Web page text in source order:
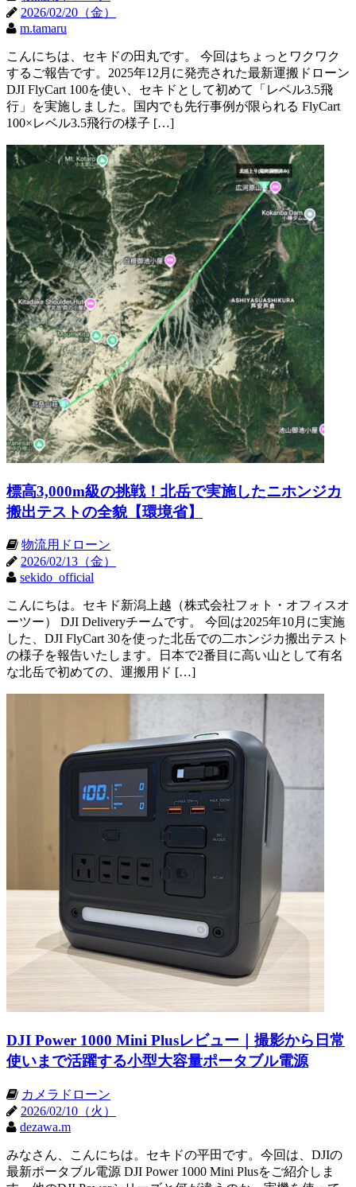
2026/02/20（金）
m.tamaru
こんにちは、セキドの田丸です。 今回はちょっとワクワク
するご報告です。2025年12月に発売された最新運搬ドローン
DJI FlyCart 100を使い、セキドとして初めて「レベル3.5飛
行」を実施しました。国内でも先行事例が限られる FlyCart
100×レベル3.5飛行の様子 […]
標高3,000m級の挑戦！北岳で実施したニホンジカ
搬出テストの全貌【環境省】
物流用ドローン
2026/02/13（金）
sekido_official
こんにちは。セキド新潟上越（株式会社フォト・オフィスオ
ーツー） DJI Deliveryチームです。 今回は2025年10月に実施
した、DJI FlyCart 30を使った北岳での二ホンジカ搬出テスト
の様子を報告いたします。日本で2番目に高い山として有名
な北岳で初めての、運搬用ド […]
DJI Power 1000 Mini Plusレビュー｜撮影から日常
使いまで活躍する小型大容量ポータブル電源
カメラドローン
2026/02/10（火）
dezawa.m
みなさん、こんにちは。セキドの平田です。今回は、DJIの
最新ポータブル電源 DJI Power 1000 Mini Plusをご紹介しま